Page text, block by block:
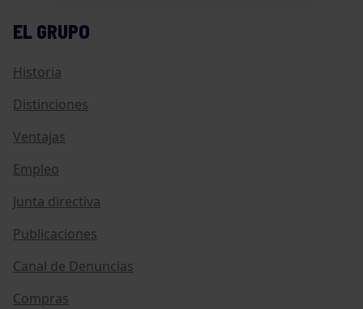
EL GRUPO
Historia
Distinciones
Ventajas
Empleo
Junta directiva
Publicaciones
Canal de Denuncias
Compras